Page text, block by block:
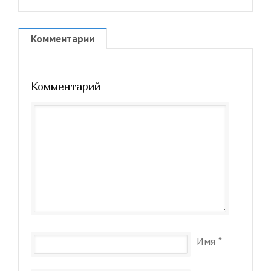
Комментарии
Комментарий
Имя *